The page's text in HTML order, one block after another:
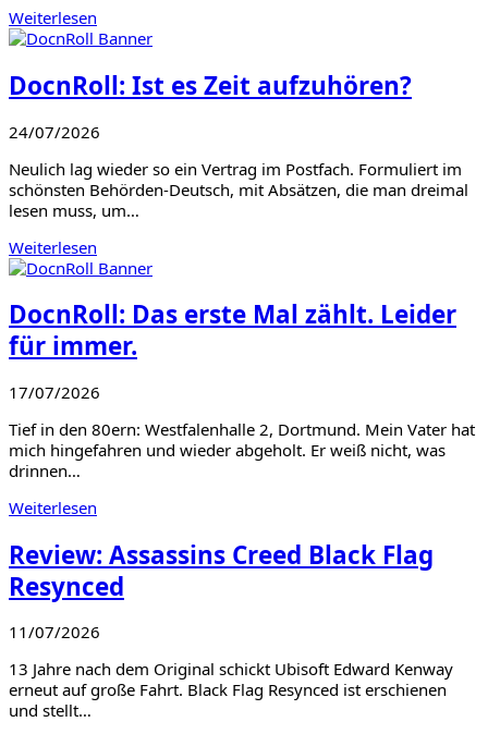
Weiterlesen
DocnRoll: Ist es Zeit aufzuhören?
24/07/2026
Neulich lag wieder so ein Vertrag im Postfach. Formuliert im
schönsten Behörden-Deutsch, mit Absätzen, die man dreimal
lesen muss, um…
Weiterlesen
DocnRoll: Das erste Mal zählt. Leider
für immer.
17/07/2026
Tief in den 80ern: Westfalenhalle 2, Dortmund. Mein Vater hat
mich hingefahren und wieder abgeholt. Er weiß nicht, was
drinnen…
Weiterlesen
Review: Assassins Creed Black Flag
Resynced
11/07/2026
13 Jahre nach dem Original schickt Ubisoft Edward Kenway
erneut auf große Fahrt. Black Flag Resynced ist erschienen
und stellt…